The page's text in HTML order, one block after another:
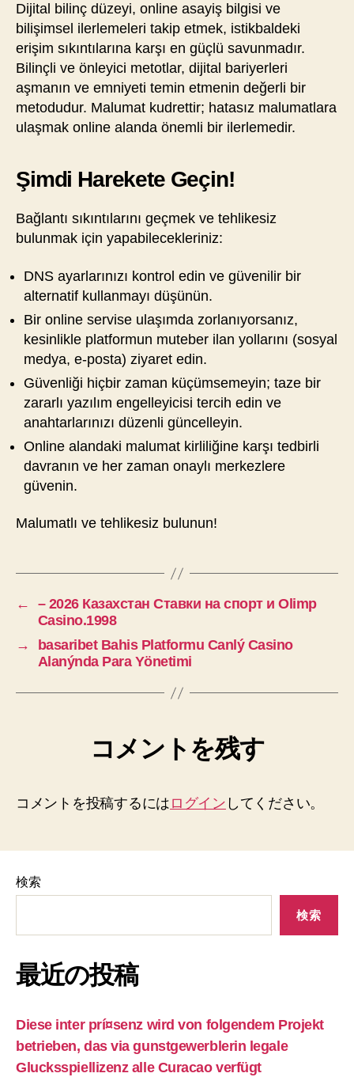
Dijital bilinç düzeyi, online asayiş bilgisi ve
bilişimsel ilerlemeleri takip etmek, istikbaldeki
erişim sıkıntılarına karşı en güçlü savunmadır.
Bilinçli ve önleyici metotlar, dijital bariyerleri
aşmanın ve emniyeti temin etmenin değerli bir
metodudur. Malumat kudrettir; hatasız malumatlara
ulaşmak online alanda önemli bir ilerlemedir.
Şimdi Harekete Geçin!
Bağlantı sıkıntılarını geçmek ve tehlikesiz
bulunmak için yapabilecekleriniz:
DNS ayarlarınızı kontrol edin ve güvenilir bir
alternatif kullanmayı düşünün.
Bir online servise ulaşımda zorlanıyorsanız,
kesinlikle platformun muteber ilan yollarını (sosyal
medya, e-posta) ziyaret edin.
Güvenliği hiçbir zaman küçümsemeyin; taze bir
zararlı yazılım engelleyicisi tercih edin ve
anahtarlarınızı düzenli güncelleyin.
Online alandaki malumat kirliliğine karşı tedbirli
davranın ve her zaman onaylı merkezlere
güvenin.
Malumatlı ve tehlikesiz bulunun!
←
– 2026 Казахстан Ставки на спорт и Olimp
Casino.1998
→
basaribet Bahis Platformu Canlý Casino
Alanýnda Para Yönetimi
コメントを残す
コメントを投稿するには ログイン してください。
検索
検索
最近の投稿
Diese inter prí¤senz wird von folgendem Projekt
betrieben, das via gunstgewerblerin legale
Glucksspiellizenz alle Curacao verfügt